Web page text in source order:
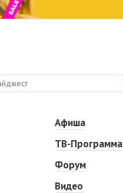
Афиша
ТВ-Программа
Форум
Видео